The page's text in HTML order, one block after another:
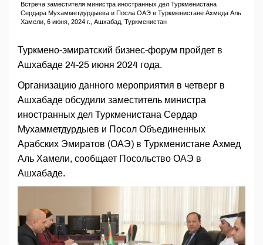
Встреча заместителя министра иностранных дел Туркменистана
Сердара Мухамметдурдыева и Посла ОАЭ в Туркменистане Ахмеда Аль
Хамели, 6 июня, 2024 г., Ашхабад, Туркменистан
Туркмено-эмиратский бизнес-форум пройдет в
Ашхабаде 24-25 июня 2024 года.
Организацию данного мероприятия в четверг в
Ашхабаде обсудили заместитель министра
иностранных дел Туркменистана Сердар
Мухамметдурдыев и Посол Объединенных
Арабских Эмиратов (ОАЭ) в Туркменистане Ахмед
Аль Хамели, сообщает Посольство ОАЭ в
Ашхабаде.